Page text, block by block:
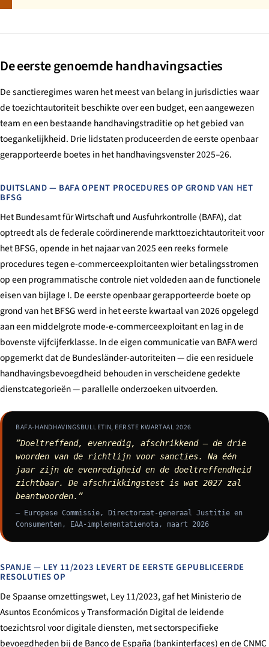
De eerste genoemde handhavingsacties
De sanctieregimes waren het meest van belang in jurisdicties waar
de toezichtautoriteit beschikte over een budget, een aangewezen
team en een bestaande handhavingstraditie op het gebied van
toegankelijkheid. Drie lidstaten produceerden de eerste openbaar
gerapporteerde boetes in het handhavingsvenster 2025–26.
DUITSLAND — BAFA OPENT PROCEDURES OP GROND VAN HET
BFSG
Het Bundesamt für Wirtschaft und Ausfuhrkontrolle (BAFA), dat
optreedt als de federale coördinerende markttoezichtautoriteit voor
het BFSG, opende in het najaar van 2025 een reeks formele
procedures tegen e-commerceexploitanten wier betalingsstromen
op een programmatische controle niet voldeden aan de functionele
eisen van bijlage I. De eerste openbaar gerapporteerde boete op
grond van het BFSG werd in het eerste kwartaal van 2026 opgelegd
aan een middelgrote mode-e-commerceexploitant en lag in de
bovenste vijfcijferklasse. In de eigen communicatie van BAFA werd
opgemerkt dat de Bundesländer-autoriteiten — die een residuele
handhavingsbevoegdheid behouden in verscheidene gedekte
dienstcategorieën — parallelle onderzoeken uitvoerden.
BAFA-HANDHAVINGSBULLETIN, EERSTE KWARTAAL 2026
”Doeltreffend, evenredig, afschrikkend — de drie
woorden van de richtlijn voor sancties. Na één
jaar zijn de evenredigheid en de doeltreffendheid
zichtbaar. De afschrikkingstest is wat 2027 zal
beantwoorden.”
— Europese Commissie, Directoraat-generaal Justitie en
Consumenten, EAA-implementatienota, maart 2026
SPANJE — LEY 11/2023 LEVERT DE EERSTE GEPUBLICEERDE
RESOLUTIES OP
De Spaanse omzettingswet, Ley 11/2023, gaf het Ministerio de
Asuntos Económicos y Transformación Digital de leidende
toezichtsrol voor digitale diensten, met sectorspecifieke
bevoegdheden bij de Banco de España (bankinterfaces) en de CNMC